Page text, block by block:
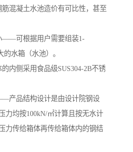
混凝土水池造价有可比性，甚至
——可根据用户需要组装1-
的水箱（水池）。
内侧采用食品级SUS304-2B不锈
产品结构设计是由设计院钢设
力均按100kN/㎡计算且按无水计
力传给箱体再传给箱体内的钢结